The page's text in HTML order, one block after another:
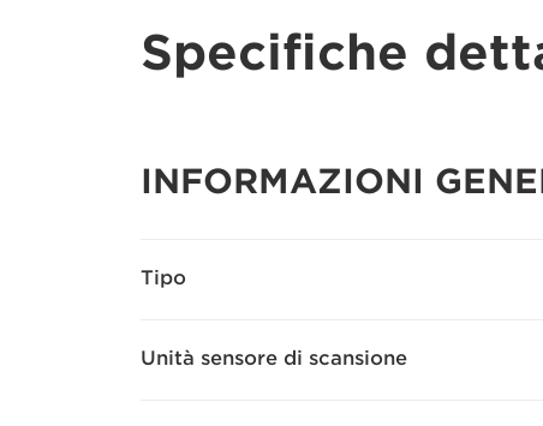
Specifiche
INFORMAZIONI
Tipo
Unità sensore di scansione